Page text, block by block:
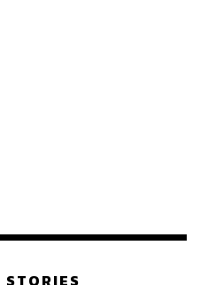
นหลายประเด็น รวมทั้งมุม